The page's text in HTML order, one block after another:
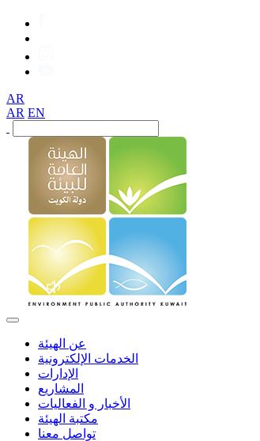
AR
AR EN
عن الهيئة
الخدمات الإلكترونية
الإدارات
المشاريع
الأخبار و الفعاليات
مكتبة الهيئة
تواصل معنا